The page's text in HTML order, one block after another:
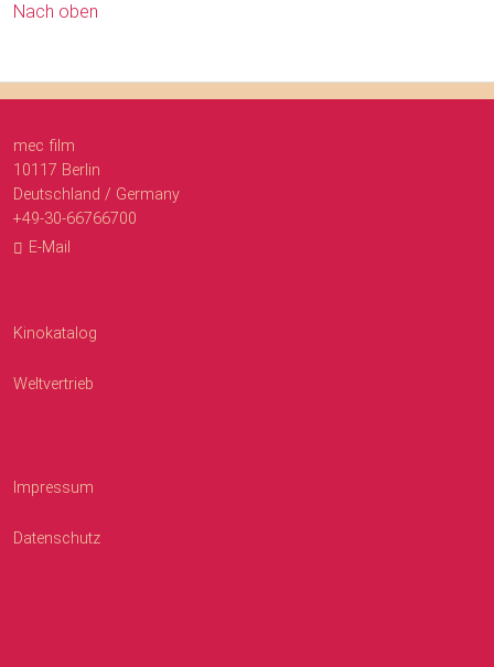
Nach oben
mec film
10117 Berlin
Deutschland / Germany
+49-30-66766700
E-Mail
Kinokatalog
Weltvertrieb
Impressum
Datenschutz